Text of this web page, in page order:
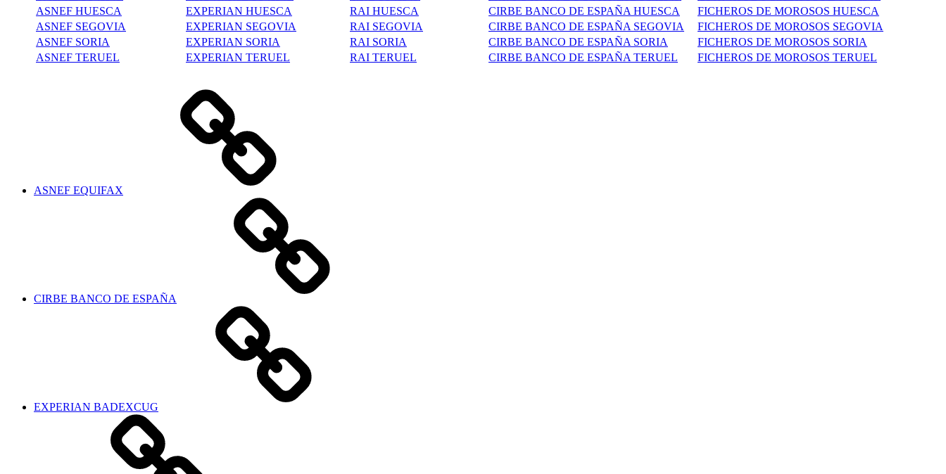
ASNEF HUESCA
EXPERIAN HUESCA RAI HUESCA CIRBE BANCO DE ESPAÑA HUESCA
FICHEROS DE MOROSOS HUESCA
ASNEF SEGOVIA
EXPERIAN SEGOVIA RAI SEGOVIA CIRBE BANCO DE ESPAÑA SEGOVIA
FICHEROS DE MOROSOS SEGOVIA
ASNEF SORIA
EXPERIAN SORIA RAI SORIA CIRBE BANCO DE ESPAÑA SORIA
FICHEROS DE MOROSOS SORIA
ASNEF TERUEL
EXPERIAN TERUEL RAI TERUEL CIRBE BANCO DE ESPAÑA TERUEL FICHEROS DE MOROSOS TERUEL
ASNEF EQUIFAX
CIRBE BANCO DE ESPAÑA
EXPERIAN BADEXCUG